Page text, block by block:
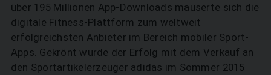
über 195 Millionen App-Downloads mauserte sich die
digitale Fitness-Plattform zum weltweit
erfolgreichsten Anbieter im Bereich mobiler Sport-
Apps. Gekrönt wurde der Erfolg mit dem Verkauf an
den Sportartikelerzeuger adidas im Sommer 2015